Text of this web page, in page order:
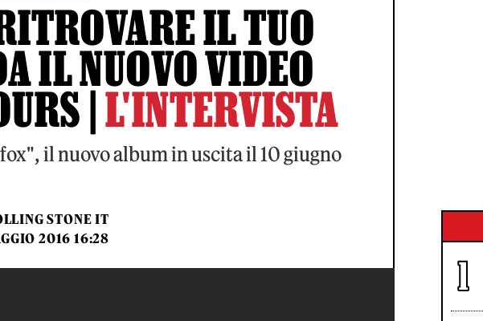
IL TUO
IL NUOVO VIDEO
|L'INTERVISTA
il nuovo album in uscita il 10 giugno
STONE IT
2016 16:28